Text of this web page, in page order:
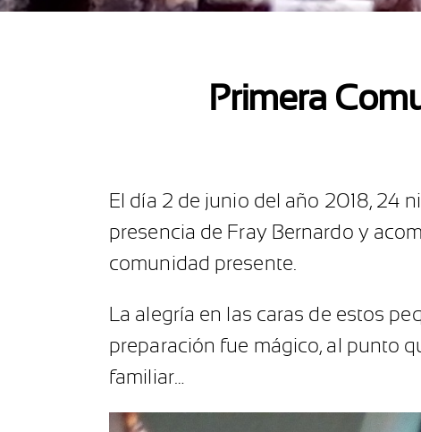
Primera
El día 2 de junio del año 2018, 24
presencia de Fray Bernardo y
comunidad presente.
La alegría en las caras de estos
preparación fue mágico, al punto
familiar…